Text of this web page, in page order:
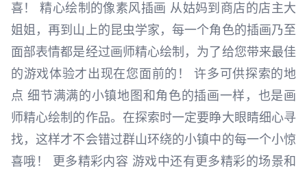
喜！ 精心绘制的像素风插画 从姑妈到商店的店主大
姐姐，再到山上的昆虫学家，每一个角色的插画乃至
面部表情都是经过画师精心绘制，为了给您带来最佳
的游戏体验才出现在您面前的！ 许多可供探索的地
点 细节满满的小镇地图和角色的插画一样，也是画
师精心绘制的作品。在探索时一定要睁大眼睛细心寻
找，这样才不会错过群山环绕的小镇中的每一个小惊
喜哦！ 更多精彩内容 游戏中还有更多精彩的场景和